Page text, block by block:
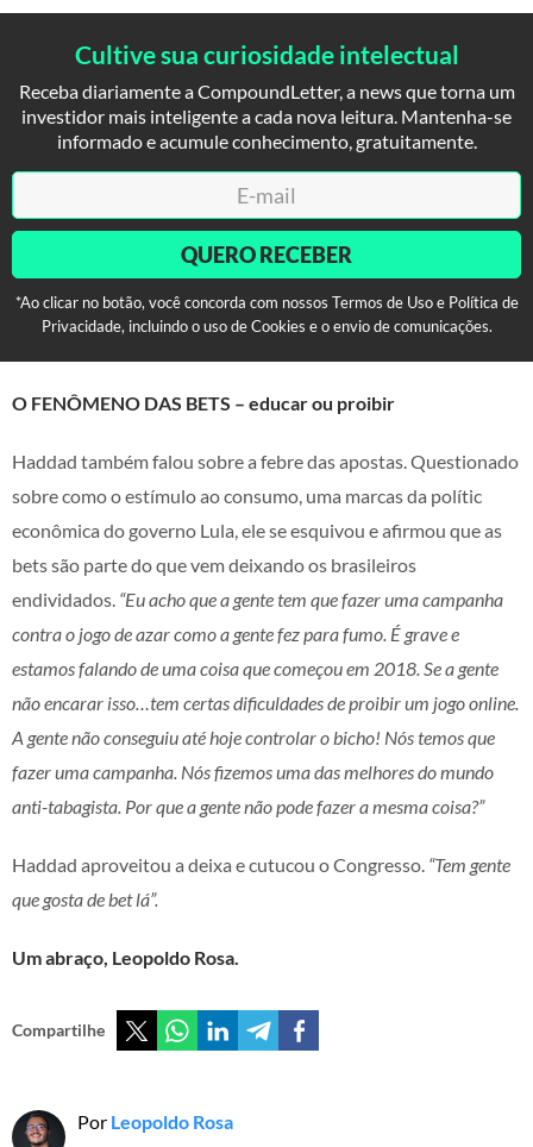
Cultive sua curiosidade intelectual
Receba diariamente a CompoundLetter, a news que torna um
investidor mais inteligente a cada nova leitura. Mantenha-se
informado e acumule conhecimento, gratuitamente.
QUERO RECEBER
*Ao clicar no botão, você concorda com nossos Termos de Uso e Política de
Privacidade, incluindo o uso de Cookies e o envio de comunicações.
O FENÔMENO DAS BETS – educar ou proibir
Haddad também falou sobre a febre das apostas. Questionado
sobre como o estímulo ao consumo, uma marcas da polític
econômica do governo Lula, ele se esquivou e afirmou que as
bets são parte do que vem deixando os brasileiros
endividados. “Eu acho que a gente tem que fazer uma campanha
contra o jogo de azar como a gente fez para fumo. É grave e
estamos falando de uma coisa que começou em 2018. Se a gente
não encarar isso…tem certas dificuldades de proibir um jogo online.
A gente não conseguiu até hoje controlar o bicho! Nós temos que
fazer uma campanha. Nós fizemos uma das melhores do mundo
anti-tabagista. Por que a gente não pode fazer a mesma coisa?”
Haddad aproveitou a deixa e cutucou o Congresso. “Tem gente
que gosta de bet lá”.
Um abraço, Leopoldo Rosa.
Compartilhe
Por Leopoldo Rosa